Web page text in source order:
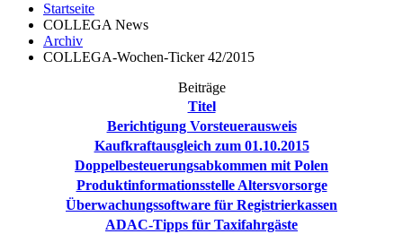
Startseite
COLLEGA News
Archiv
COLLEGA-Wochen-Ticker 42/2015
Beiträge
Titel
Berichtigung Vorsteuerausweis
Kaufkraftausgleich zum 01.10.2015
Doppelbesteuerungsabkommen mit Polen
Produktinformationsstelle Altersvorsorge
Überwachungssoftware für Registrierkassen
ADAC-Tipps für Taxifahrgäste